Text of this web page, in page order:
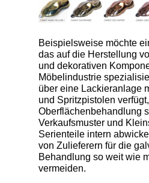
Beispielsweise möchte
das auf die Herstellung
und dekorativen
Möbelindustrie
über eine Lackieranlage
und Spritzpistolen
Oberflächenbehandlung
Verkaufsmuster und
Serienteile intern
von Zulieferern für die
Behandlung so weit wie
vermeiden.